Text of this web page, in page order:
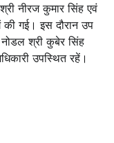
नीरज कुमार सिंह एवं
की गई। इस दौरान उप
नोडल श्री कुबेर सिंह
उपस्थित रहें।